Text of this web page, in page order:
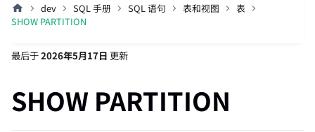
dev SQL 手册 SQL 语句 表和视图
表
SHOW PARTITION
最后于2026年5月17日 更新
SHOW PARTITION